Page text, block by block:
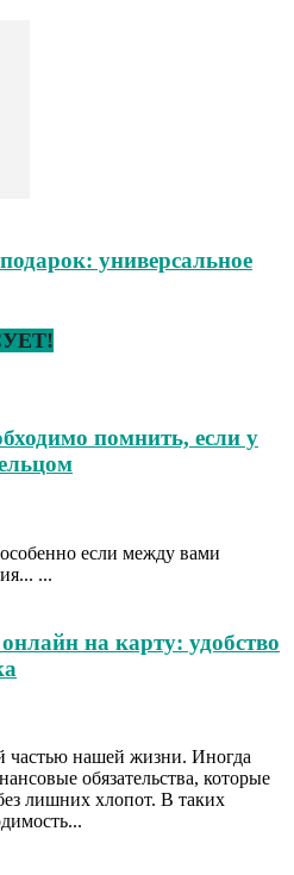
универсальное
помнить, если у
если между вами
...
на карту: удобство
частью нашей жизни. Иногда
обязательства, которые
лишних хлопот. В таких